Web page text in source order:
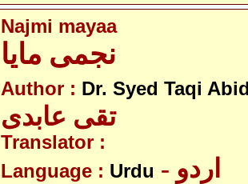
Najmi mayaa
نجمی مایا
Author : Dr. Syed Taqi
تقی عابدی
Translator :
Language : Urdu - اردو